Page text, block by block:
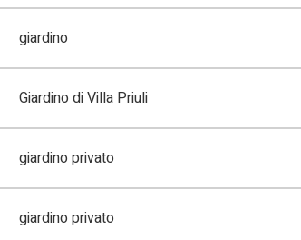
giardino
Giardino di Villa Priuli
giardino privato
giardino privato